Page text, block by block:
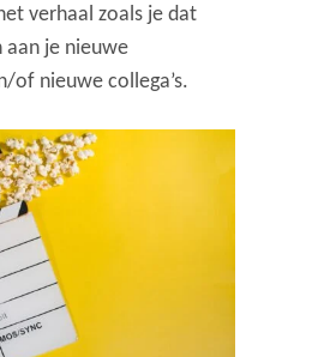
verhaal zoals je dat
je nieuwe
of nieuwe collega’s.